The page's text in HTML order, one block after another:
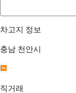
차고지 정보
충남 천안시
직거래